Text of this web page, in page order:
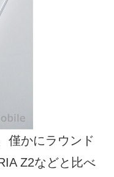
僅かにラウンド
Z2などと比べ